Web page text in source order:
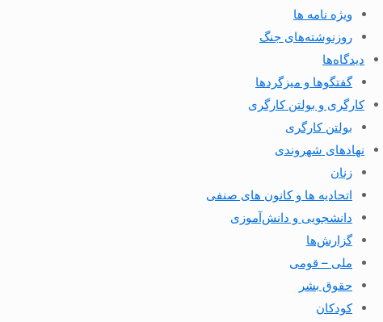
ویژه نامه ها
روزنوشته‌های جنگ
دیدگاه‌ها
گفتگوها و میزگردها
کارگری و بولتن کارگری
بولتن کارگری
نهادهای شهروندی
زنان
اتحادیه ها و کانون های صنفی
دانشجویی و دانش‌آموزی
گزارش‌ها
ملی – قومی
حقوق بشر
کودکان